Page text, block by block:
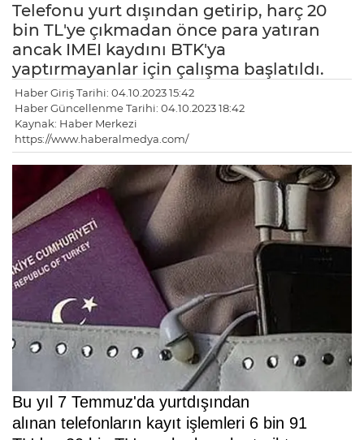
Telefonu yurt dışından getirip, harç 20
bin TL'ye çıkmadan önce para yatıran
ancak IMEI kaydını BTK'ya
yaptırmayanlar için çalışma başlatıldı.
Haber Giriş Tarihi: 04.10.2023 15:42
Haber Güncellenme Tarihi: 04.10.2023 18:42
Kaynak: Haber Merkezi
https://www.haberalmedya.com/
Bu yıl 7 Temmuz'da yurtdışından
alınan telefon ların kayıt işlemleri 6 bin 91